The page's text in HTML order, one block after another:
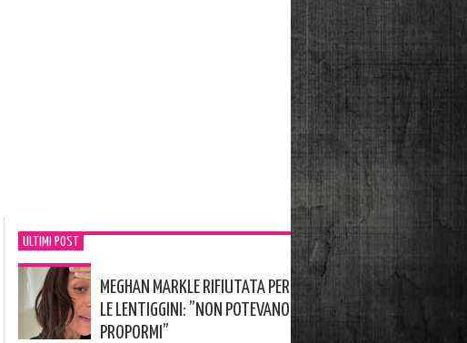
ULTIMI POST
MEGHAN MARKLE RIFIUTATA PER
LE LENTIGGINI: ”NON POTEVANO
PROPORMI”